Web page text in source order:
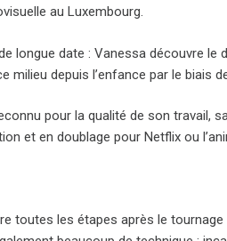
au Luxembourg.
longue date : Vanessa découvre
milieu depuis l’enfance par le biais
pour la qualité de son travail,
et en doublage pour Netflix ou
toutes les étapes après le